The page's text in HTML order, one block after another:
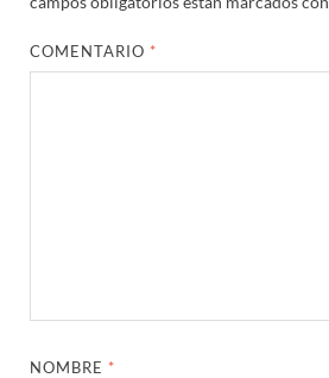
COMENTARIO *
NOMBRE *